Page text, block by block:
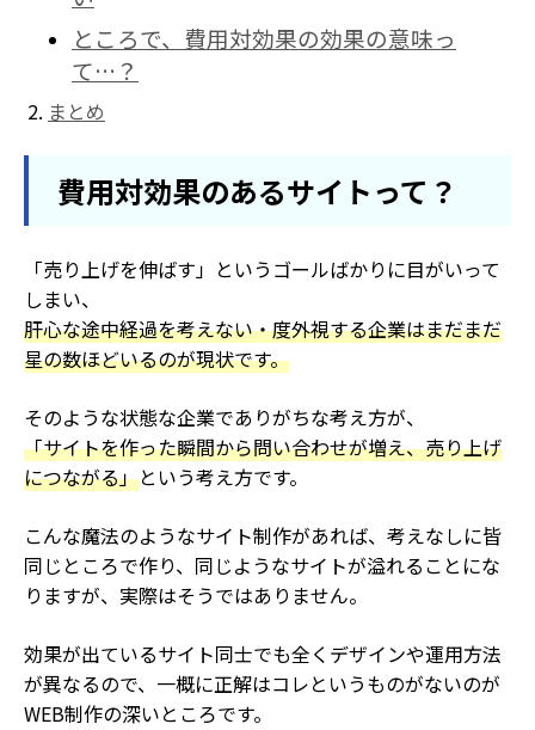
ところで、費用対効果の効果の意味っ
て…？
まとめ
費用対効果のあるサイトって？
「売り上げを伸ばす」というゴールばかりに目がいって
しまい、
肝心な途中経過を考えない・度外視する企業はまだまだ
星の数ほどいるのが現状です。
そのような状態な企業でありがちな考え方が、
「サイトを作った瞬間から問い合わせが増え、売り上げ
につながる」という考え方です。
こんな魔法のようなサイト制作があれば、考えなしに皆
同じところで作り、同じようなサイトが溢れることにな
りますが、実際はそうではありません。
効果が出ているサイト同士でも全くデザインや運用方法
が異なるので、一概に正解はコレというものがないのが
WEB制作の深いところです。